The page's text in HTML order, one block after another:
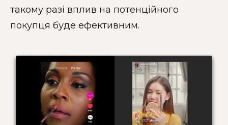
такому разі вплив на потенційного
покупця буде ефективним.